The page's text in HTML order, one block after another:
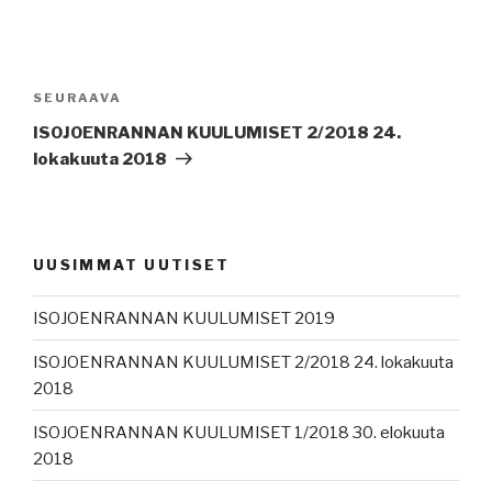
selaus
Seuraava
artikkeli
SEURAAVA
ISOJOENRANNAN KUULUMISET 2/2018 24.
lokakuuta 2018
UUSIMMAT UUTISET
ISOJOENRANNAN KUULUMISET 2019
ISOJOENRANNAN KUULUMISET 2/2018 24. lokakuuta
2018
ISOJOENRANNAN KUULUMISET 1/2018 30. elokuuta
2018